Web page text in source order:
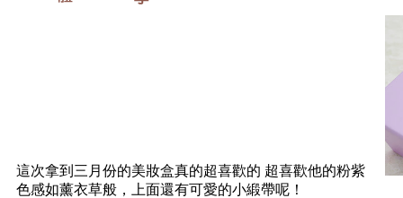
這次拿到三月份的美妝盒真的超喜歡的 超喜歡他的粉紫
色感如薰衣草般，上面還有可愛的小緞帶呢！